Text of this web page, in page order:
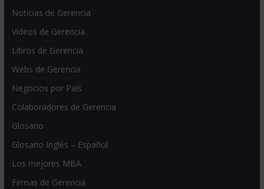
Noticias de Gerencia
Videos de Gerencia
Libros de Gerencia
Webs de Gerencia
Negocios por País
Colaboradores de Gerencia
Glosario
Glosario Inglés – Español
Los mejores MBA
Firmas de Gerencia